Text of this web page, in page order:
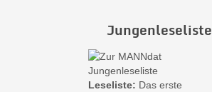
Jungenleseliste
Leseliste: Das erste